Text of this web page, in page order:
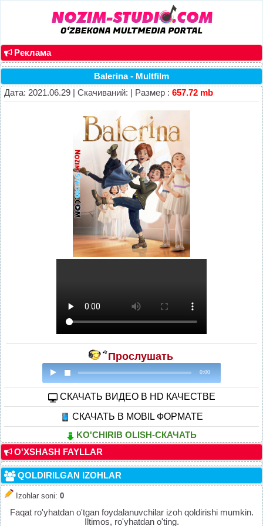
Реклама
Balerina - Multfilm
Дата: 2021.06.29 | Скачиваний: | Размер : 657.72 mb
Прослушать
0:00
CКАЧАТЬ ВИДЕО В HD КАЧЕСТВЕ
СКАЧАТЬ В MOBIL ФОРМАТЕ
KO'CHIRIB OLISH-СКАЧАТЬ
O'XSHASH FAYLLAR
QOLDIRILGAN IZOHLAR
Izohlar soni: 0
Faqat ro'yhatdan o'tgan foydalanuvchilar izoh qoldirishi mumkin.
Iltimos, ro'yhatdan o'ting.